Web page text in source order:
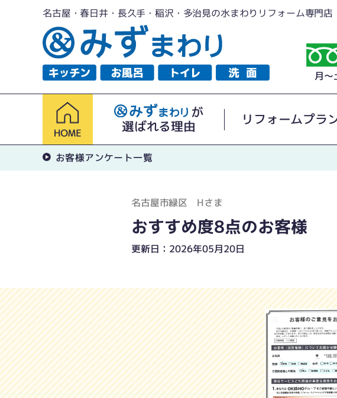
名古屋・春日井・長久手・稲沢・多治見の水まわりリフォーム専門店
月
が
選ばれる理由
リフォームプラ
お客様アンケート一覧
名古屋市緑区 Hさま
おすすめ度8点のお客様
更新日：2026年05月20日